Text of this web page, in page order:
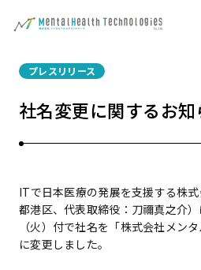
プレスリリース
社名変更に関するお知
ITで日本医療の発展を支援する株
都港区、代表取締役：刀禰真之介
（火）付で社名を「株式会社メン
に変更しました。